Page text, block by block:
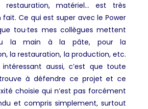
restauration, matériel… est très
Ce qui est super avec le Power
tou·tes mes collègues mettent
la main à la pâte, pour la
la restauration, la production, etc.
aussi, c’est que toute
à défendre ce projet et ce
choisie qui n’est pas forcément
et compris simplement, surtout